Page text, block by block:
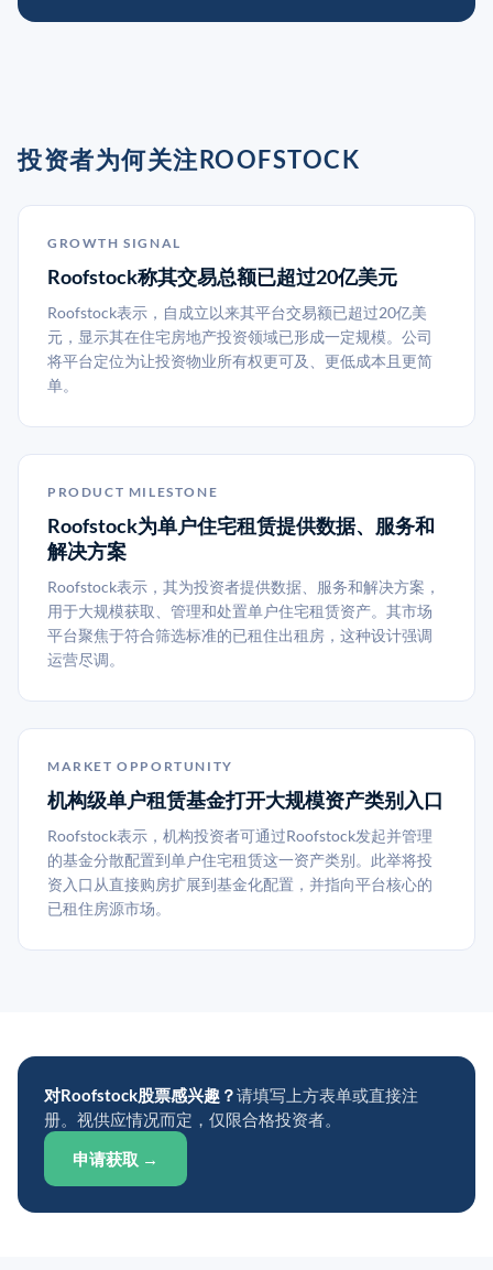
投资者为何关注ROOFSTOCK
GROWTH SIGNAL
Roofstock称其交易总额已超过20亿美元
Roofstock表示，自成立以来其平台交易额已超过20亿美
元，显示其在住宅房地产投资领域已形成一定规模。公司
将平台定位为让投资物业所有权更可及、更低成本且更简
单。
PRODUCT MILESTONE
Roofstock为单户住宅租赁提供数据、服务和
解决方案
Roofstock表示，其为投资者提供数据、服务和解决方案，
用于大规模获取、管理和处置单户住宅租赁资产。其市场
平台聚焦于符合筛选标准的已租住出租房，这种设计强调
运营尽调。
MARKET OPPORTUNITY
机构级单户租赁基金打开大规模资产类别入口
Roofstock表示，机构投资者可通过Roofstock发起并管理
的基金分散配置到单户住宅租赁这一资产类别。此举将投
资入口从直接购房扩展到基金化配置，并指向平台核心的
已租住房源市场。
对Roofstock股票感兴趣？请填写上方表单或直接注
册。视供应情况而定，仅限合格投资者。
申请获取 →